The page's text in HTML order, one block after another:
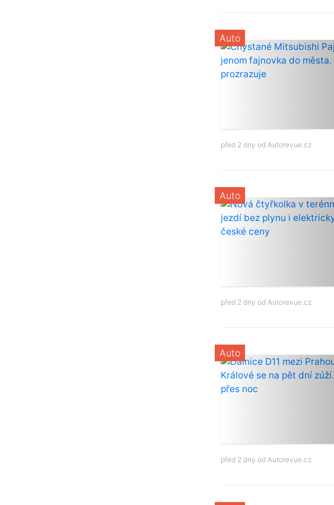
Auto
před 2 dny od Autorevue.cz
Auto
před 2 dny od Autorevue.cz
Auto
před 2 dny od Autorevue.cz